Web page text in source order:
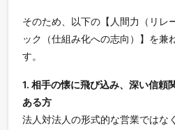
そのため、以下の【人間力（リレ
ック（仕組み化への志向）】を兼
す。
1. 相手の懐に飛び込み、深い信頼
ある方
法人対法人の形式的な営業ではな